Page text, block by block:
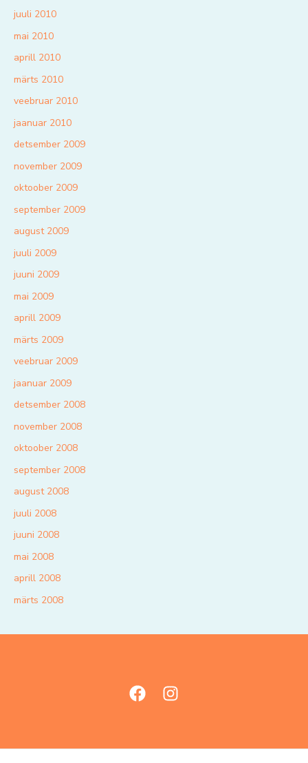
juuli 2010
mai 2010
aprill 2010
märts 2010
veebruar 2010
jaanuar 2010
detsember 2009
november 2009
oktoober 2009
september 2009
august 2009
juuli 2009
juuni 2009
mai 2009
aprill 2009
märts 2009
veebruar 2009
jaanuar 2009
detsember 2008
november 2008
oktoober 2008
september 2008
august 2008
juuli 2008
juuni 2008
mai 2008
aprill 2008
märts 2008